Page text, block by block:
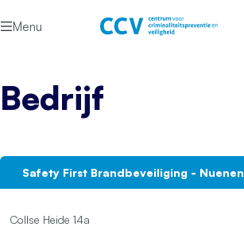
Menu
Bedrijf
Safety First Brandbeveiliging - Nuenen
Collse Heide 14a